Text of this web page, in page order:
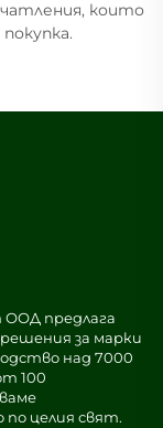
които
ООД предлага
за марки
над 7000
100
по целия свят.